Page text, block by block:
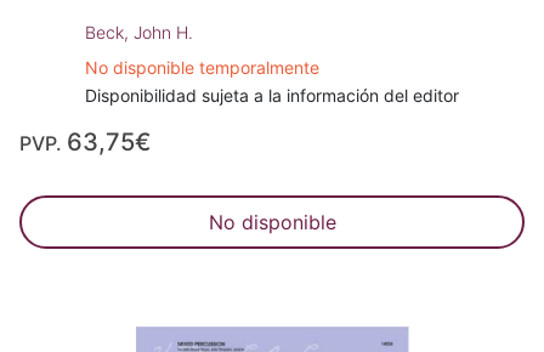
Beck, John H.
No disponible temporalmente
Disponibilidad sujeta a la información del editor
PVP. 63,75€
No disponible